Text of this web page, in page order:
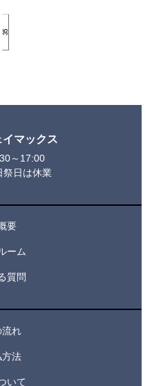
マックス
～17:00
祭日は休業
要
ーム
質問
流れ
方法
いて